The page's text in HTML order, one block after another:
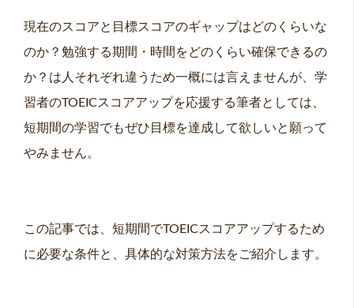
現在のスコアと目標スコアのギャップはどのくらいな
のか？勉強する期間・時間をどのくらい確保できるの
か？は人それぞれ違うため一概には言えませんが、学
習者のTOEICスコアアップを応援する筆者としては、
短期間の学習でもぜひ目標を達成して欲しいと願って
やみません。
この記事では、短期間でTOEICスコアアップするため
に必要な条件と、具体的な対策方法をご紹介します。